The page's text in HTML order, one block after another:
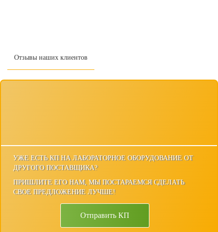
УЖЕ ЕСТЬ КП НА ЛАБОРАТОРНОЕ ОБОРУДОВАНИЕ ОТ
ДРУГОГО ПОСТАВЩИКА?
ПРИШЛИТЕ ЕГО НАМ, МЫ ПОСТАРАЕМСЯ СДЕЛАТЬ
СВОЕ ПРЕДЛОЖЕНИЕ ЛУЧШЕ!
Отправить КП
Отзывы наших клиентов